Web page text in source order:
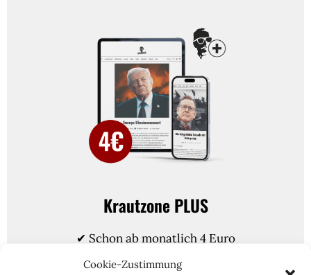
Cookie-Zustimmung
Krautzone PLUS
✔ Schon ab monatlich 4 Euro